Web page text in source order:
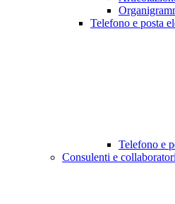
Telefono e posta
Telefono e
Consulenti e collaboratori